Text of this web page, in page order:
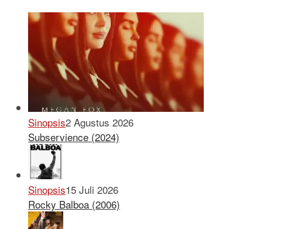
Sinopsis2 Agustus 2026
Subservience (2024)
Sinopsis15 Juli 2026
Rocky Balboa (2006)